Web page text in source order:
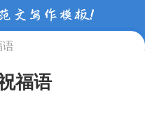
语
福语